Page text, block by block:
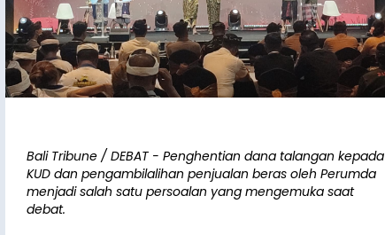
Bali Tribune / DEBAT - Penghentian dana talangan kepada
KUD dan pengambilalihan penjualan beras oleh Perumda
menjadi salah satu persoalan yang mengemuka saat
debat.